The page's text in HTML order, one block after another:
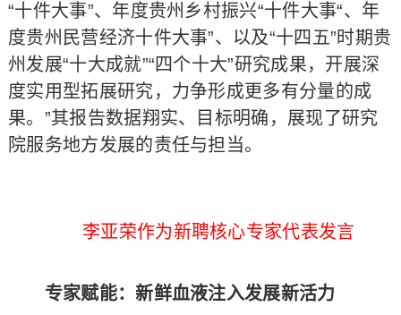
“十件大事”、年度贵州乡村振兴“十件大事“、年
度贵州民营经济十件大事”、以及“十四五”时期贵
州发展“十大成就”“四个十大”研究成果，开展深
度实用型拓展研究，力争形成更多有分量的成
果。”其报告数据翔实、目标明确，展现了研究
院服务地方发展的责任与担当。
李亚荣作为新聘核心专家代表发言
专家赋能：新鲜血液注入发展新活力